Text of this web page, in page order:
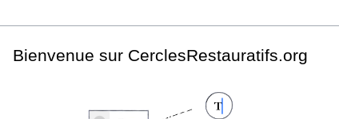
Bienvenue sur CerclesRestauratifs.org